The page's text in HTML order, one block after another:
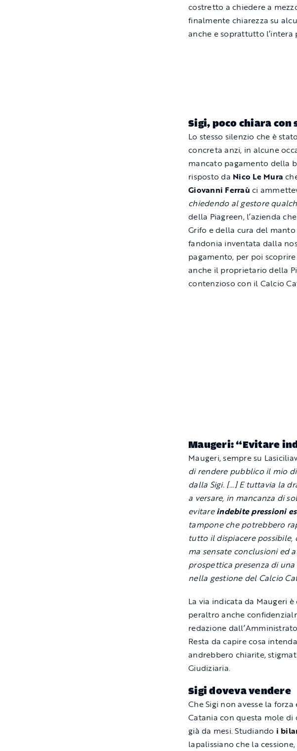
costretto a chiedere a
finalmente chiarezza su
anche e soprattutto l’intera
Sigi, poco chiara con
Lo stesso silenzio che è
concreta anzi, in alcune
mancato pagamento della
risposto da Nico Le Mura
Giovanni Ferraù ci
chiedendo al gestore
della Piagreen, l’azienda
Grifo e della cura del
fandonia inventata dalla
pagamento, per poi
anche il proprietario della
contenzioso con il Calcio
Maugeri: “Evitare
Maugeri, sempre su
di rendere pubblico il mio
dalla Sigi. […] E tuttavia la
a versare, in mancanza di
evitareindebite pressioni
tampone che potrebbero
tutto il dispiacere
ma sensate conclusioni ed
prospettica presenza di
nella gestione del Calcio
La via indicata da Maugeri
peraltro anche
redazione
Resta da capire cosa
andrebbero chiarite,
Giudiziaria.
Sigi doveva vendere
Che Sigi non avesse la
Catania con questa mole
già da mesi. Studiando i
lapalissiano che la cessione,